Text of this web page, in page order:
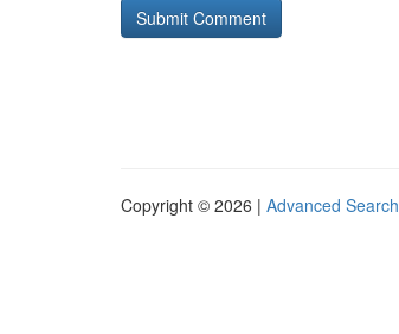
Copyright © 2026 | Advanced Search